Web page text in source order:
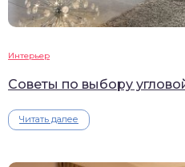
Интерьер
Советы по выбору
Читать далее